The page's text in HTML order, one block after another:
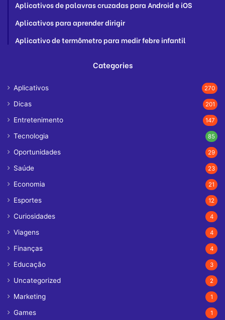
Aplicativos de palavras cruzadas para Android e iOS
Aplicativos para aprender dirigir
Aplicativo de termômetro para medir febre infantil
Categories
Aplicativos 270
Dicas 201
Entretenimento 147
Tecnologia 85
Oportunidades 29
Saúde 23
Economia 21
Esportes 12
Curiosidades 4
Viagens 4
Finanças 4
Educação 3
Uncategorized 2
Marketing 1
Games 1